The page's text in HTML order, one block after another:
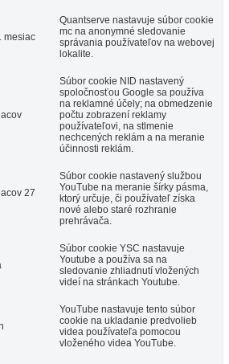
mesiac
Quantserve nastavuje súbor cookie
mc na anonymné sledovanie
správania používateľov na webovej
lokalite.
Súbor cookie NID nastavený
spoločnosťou Google sa používa
na reklamné účely; na obmedzenie
počtu zobrazení reklamy
používateľovi, na stlmenie
nechcených reklám a na meranie
účinnosti reklám.
27
Súbor cookie nastavený službou
YouTube na meranie šírky pásma,
ktorý určuje, či používateľ získa
nové alebo staré rozhranie
prehrávača.
Súbor cookie YSC nastavuje
Youtube a používa sa na
sledovanie zhliadnutí vložených
videí na stránkach Youtube.
YouTube nastavuje tento súbor
cookie na ukladanie predvolieb
videa používateľa pomocou
vloženého videa YouTube.